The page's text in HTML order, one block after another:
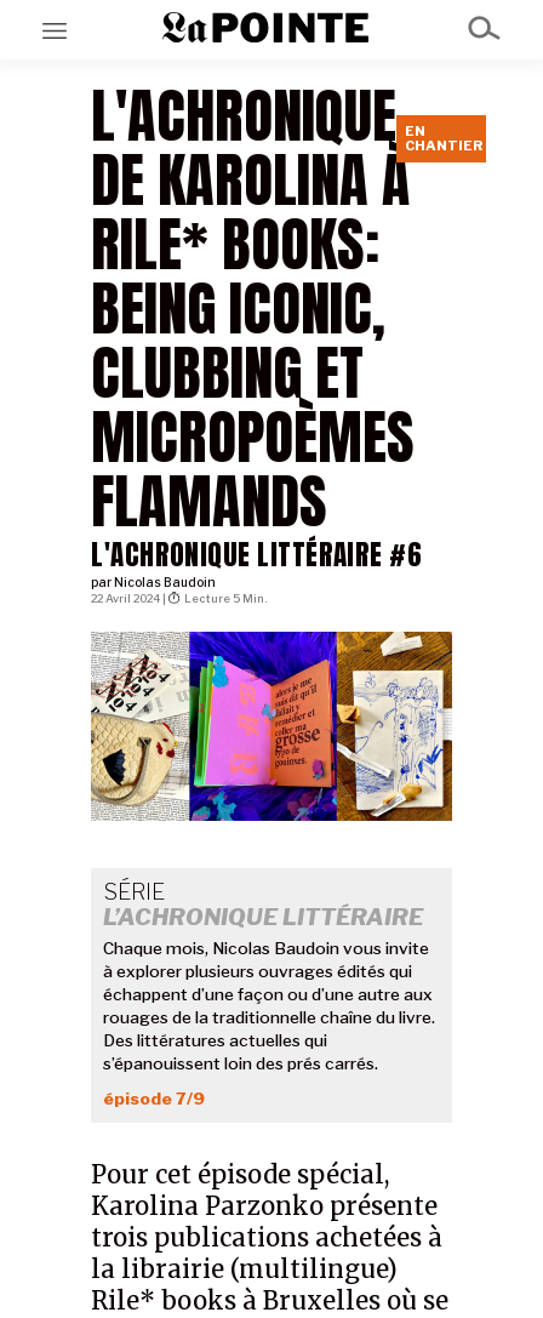
EN CE MOMENT
GRAND ANGLE
AU LARGE
ÉMOIS
EN CHANTIER
SÉRIES
À PROPOS
NOS PARTENAIRES
SOUTENEZ NOUS
SÉRIE
L’ACHRONIQUE LITTÉRAIRE
Chaque mois, Nicolas Baudoin vous invite
à explorer plusieurs ouvrages édités qui
échappent d’une façon ou d’une autre aux
rouages de la traditionnelle chaîne du livre.
Des littératures actuelles qui
s’épanouissent loin des prés carrés.
épisode 7/9
L'ACHRONIQUE
DE KAROLINA À
RILE* BOOKS:
BEING ICONIC,
CLUBBING ET
MICROPOÈMES
FLAMANDS
L'ACHRONIQUE LITTÉRAIRE #6
EN
CHANTIER
par Nicolas Baudoin
Pour cet épisode spécial,
Karolina Parzonko présente
trois publications achetées à
la librairie (multilingue)
Rile* books à Bruxelles où se
22 Avril 2024 | Lecture 5 Min.